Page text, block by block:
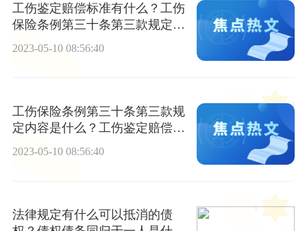
工伤鉴定赔偿标准有什么？工伤
保险条例第三十条第三款规定内
2023-05-10 08:56:40
工伤保险条例第三十条第三款规
定内容是什么？工伤鉴定赔偿标
准有什么？
2023-05-10 08:56:40
法律规定有什么可以抵消的债